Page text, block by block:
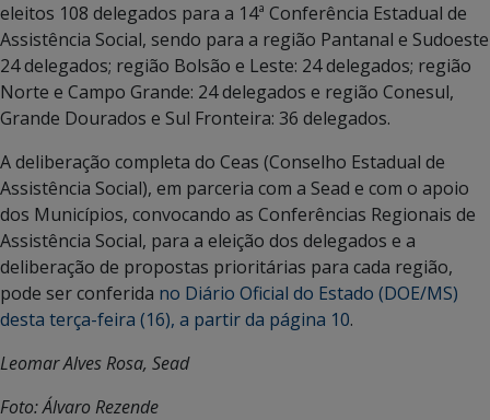
eleitos 108 delegados para a 14ª Conferência Estadual de
Assistência Social, sendo para a região Pantanal e Sudoeste
24 delegados; região Bolsão e Leste: 24 delegados; região
Norte e Campo Grande: 24 delegados e região Conesul,
Grande Dourados e Sul Fronteira: 36 delegados.
A deliberação completa do Ceas (Conselho Estadual de
Assistência Social), em parceria com a Sead e com o apoio
dos Municípios, convocando as Conferências Regionais de
Assistência Social, para a eleição dos delegados e a
deliberação de propostas prioritárias para cada região,
pode ser conferida no Diário Oficial do Estado (DOE/MS)
desta terça-feira (16), a partir da página 10.
Leomar Alves Rosa, Sead
Foto: Álvaro Rezende